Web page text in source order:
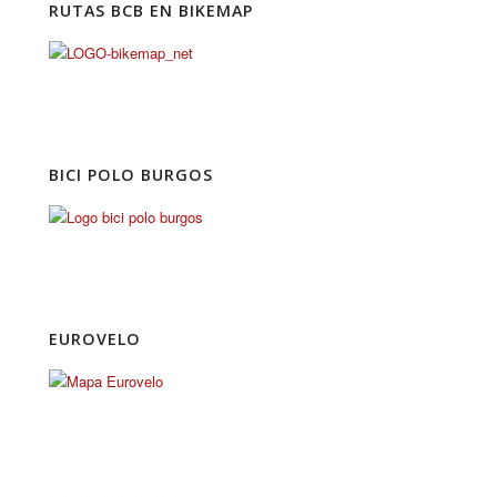
RUTAS BCB EN BIKEMAP
BICI POLO BURGOS
EUROVELO